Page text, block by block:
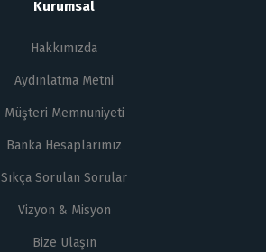
Kurumsal
Hakkımızda
Aydınlatma Metni
Müşteri Memnuniyeti
Banka Hesaplarımız
Sıkça Sorulan Sorular
Vizyon & Misyon
Bize Ulaşın